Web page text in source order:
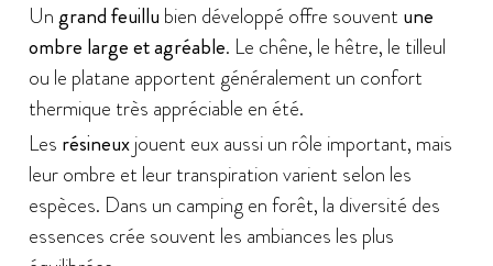
Ungrand feuillu bien développé offre souvent une
ombre large et agréable. Le chêne, le hêtre, le tilleul
ou le platane apportent généralement un confort
thermique très appréciable en été.
Les résineuxjouent eux aussi un rôle important, mais
leur ombre et leur transpiration varient selon les
espèces. Dans un camping en forêt, la diversité des
essences crée souvent les ambiances les plus